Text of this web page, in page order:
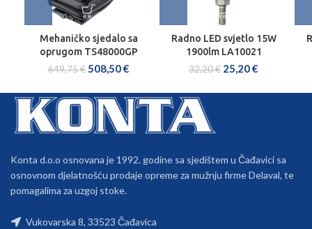
Mehaničko sjedalo sa
oprugom TS48000GP
649,75€ 508,50€
Radno LED svjetlo 15W
1900lm LA10021
32,20€ 25,20€
Konta d.o.o osnovana je 1992. godine sa sjedištem u Čađavici sa
osnovnom djelatnošću prodaje opreme za mužnju firme Delaval, te
pomagalima za uzgoj stoke.
Vukovarska 8, 33523 Čađavica